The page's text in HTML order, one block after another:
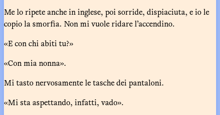
Me lo ripete anche in inglese, poi sorride, dispiaciuta, e io le
copio la smorfia. Non mi vuole ridare l’accendino.
«E con chi abiti tu?»
«Con mia nonna».
Mi tasto nervosamente le tasche dei pantaloni.
«Mi sta aspettando, infatti, vado».